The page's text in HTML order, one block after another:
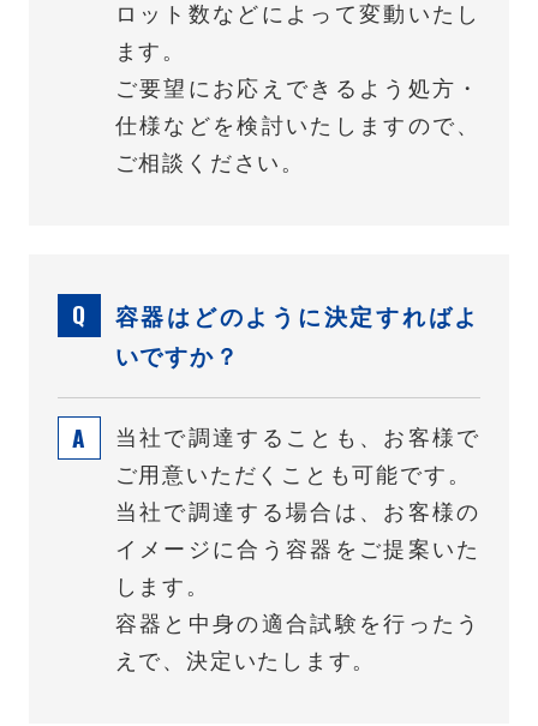
ロット数などによって変動いたし
ます。
ご要望にお応えできるよう処方・
仕様などを検討いたしますので、
ご相談ください。
容器はどのように決定すればよ
いですか？
当社で調達することも、お客様で
ご用意いただくことも可能です。
当社で調達する場合は、お客様の
イメージに合う容器をご提案いた
します。
容器と中身の適合試験を行ったう
えで、決定いたします。